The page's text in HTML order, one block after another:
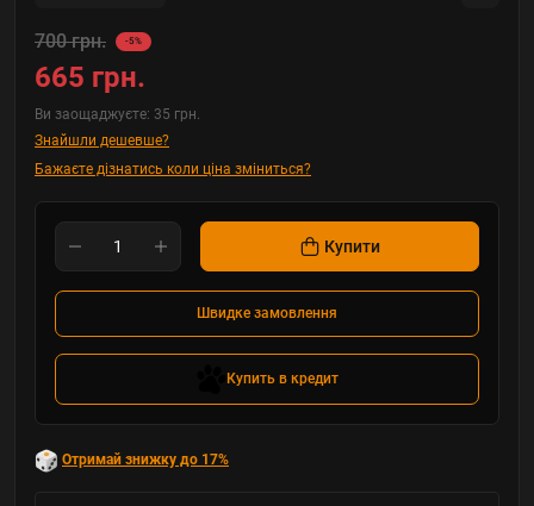
700 грн. -5%
665 грн.
Ви заощаджуєте: 35 грн.
Знайшли дешевше?
Бажаєте дізнатись коли ціна зміниться?
Купити
Швидке замовлення
Купить в кредит
Отримай знижку до 17%